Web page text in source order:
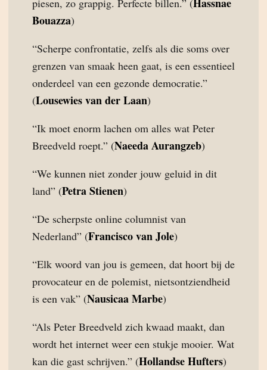
piesen, zo grappig. Perfecte billen.” (
Bouazza)
“Scherpe confrontatie, zelfs als die soms over
grenzen van smaak heen gaat, is een essentieel
onderdeel van een gezonde democratie.”
(Lousewies van der Laan)
“Ik moet enorm lachen om alles wat Peter
Breedveld roept.” (Naeeda Aurangzeb)
“We kunnen niet zonder jouw geluid in dit
land” (Petra Stienen)
“De scherpste online columnist van
Nederland” (Francisco van Jole)
“Elk woord van jou is gemeen, dat hoort bij de
provocateur en de polemist, nietsontziendheid
is een vak” (Nausicaa Marbe)
“Als Peter Breedveld zich kwaad maakt, dan
wordt het internet weer een stukje mooier. Wat
kan die gast schrijven.” (Hollandse Hufters)